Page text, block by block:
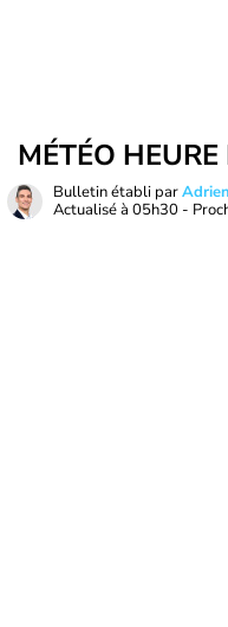
MÉTÉO
Bulletin établi par
Actualisé à 05h30 -